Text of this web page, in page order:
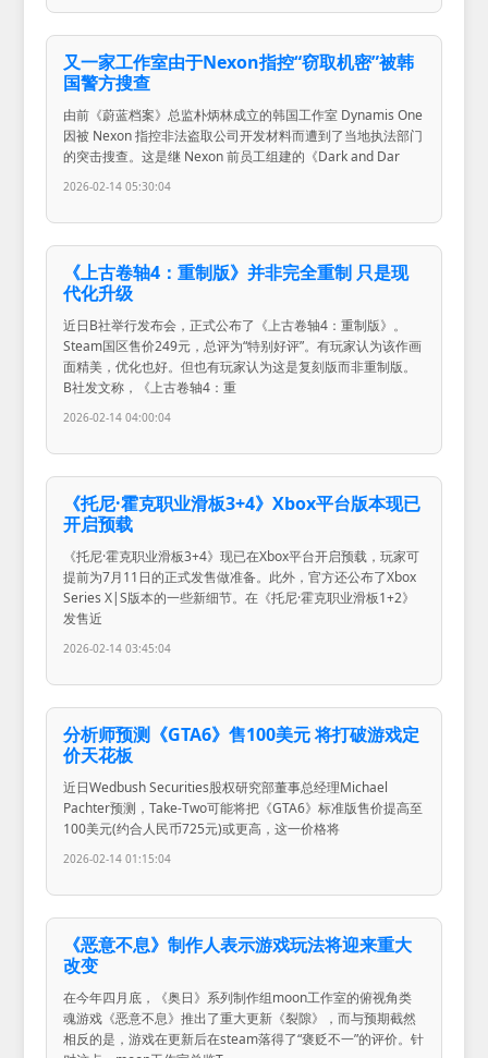
又一家工作室由于Nexon指控“窃取机密”被韩
国警方搜查
由前《蔚蓝档案》总监朴炳林成立的韩国工作室 Dynamis One
因被 Nexon 指控非法盗取公司开发材料而遭到了当地执法部门
的突击搜查。这是继 Nexon 前员工组建的《Dark and Dar
2026-02-14 05:30:04
《上古卷轴4：重制版》并非完全重制 只是现
代化升级
近日B社举行发布会，正式公布了《上古卷轴4：重制版》。
Steam国区售价249元，总评为“特别好评”。有玩家认为该作画
面精美，优化也好。但也有玩家认为这是复刻版而非重制版。
B社发文称，《上古卷轴4：重
2026-02-14 04:00:04
《托尼·霍克职业滑板3+4》Xbox平台版本现已
开启预载
《托尼·霍克职业滑板3+4》现已在Xbox平台开启预载，玩家可
提前为7月11日的正式发售做准备。此外，官方还公布了Xbox
Series X|S版本的一些新细节。在《托尼·霍克职业滑板1+2》
发售近
2026-02-14 03:45:04
分析师预测《GTA6》售100美元 将打破游戏定
价天花板
近日Wedbush Securities股权研究部董事总经理Michael
Pachter预测，Take-Two可能将把《GTA6》标准版售价提高至
100美元(约合人民币725元)或更高，这一价格将
2026-02-14 01:15:04
《恶意不息》制作人表示游戏玩法将迎来重大
改变
在今年四月底，《奥日》系列制作组moon工作室的俯视角类
魂游戏《恶意不息》推出了重大更新《裂隙》，而与预期截然
相反的是，游戏在更新后在steam落得了“褒贬不一”的评价。针